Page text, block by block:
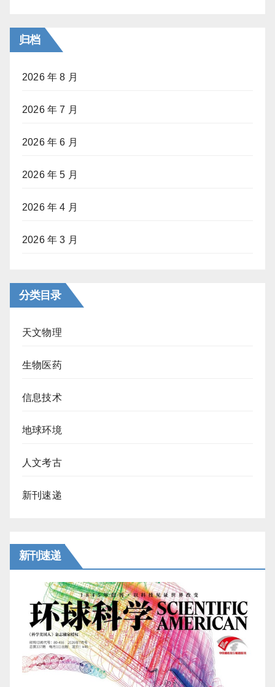
归档
2026 年 8 月
2026 年 7 月
2026 年 6 月
2026 年 5 月
2026 年 4 月
2026 年 3 月
分类目录
天文物理
生物医药
信息技术
地球环境
人文考古
新刊速递
新刊速递